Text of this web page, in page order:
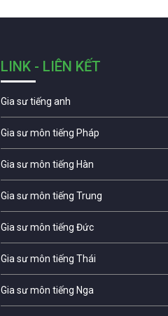
LINK - LIÊN KẾT
Gia sư tiếng anh
Gia sư môn tiếng Pháp
Gia sư môn tiếng Hàn
Gia sư môn tiếng Trung
Gia sư môn tiếng Đức
Gia sư môn tiếng Thái
Gia sư môn tiếng Nga